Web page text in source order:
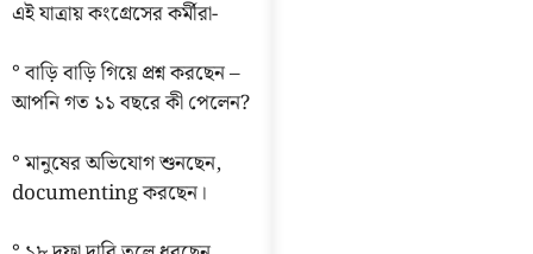
এই যাত্রায় কংগ্রেসের কর্মীরা-
° বাড়ি বাড়ি গিয়ে প্রশ্ন করছেন –
আপনি গত ১১ বছরে কী পেলেন?
° মানুষের অভিযোগ শুনছেন,
documenting করছেন।